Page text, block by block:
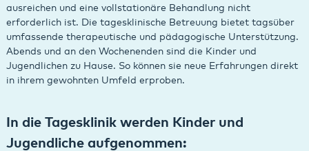
ausreichen und eine vollstationäre Behandlung nicht
erforderlich ist. Die tagesklinische Betreuung bietet tagsüber
umfassende therapeutische und pädagogische Unterstützung.
Abends und an den Wochenenden sind die Kinder und
Jugendlichen zu Hause. So können sie neue Erfahrungen direkt
in ihrem gewohnten Umfeld erproben.
In die Tagesklinik werden Kinder und
Jugendliche aufgenommen: